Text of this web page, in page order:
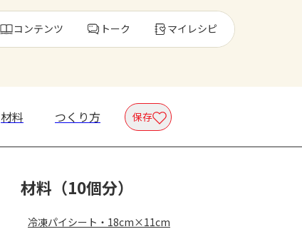
コンテンツ トーク マイレシピ
材料 つくり方 保存
材料（10個分）
冷凍パイシート・18cm×11cm